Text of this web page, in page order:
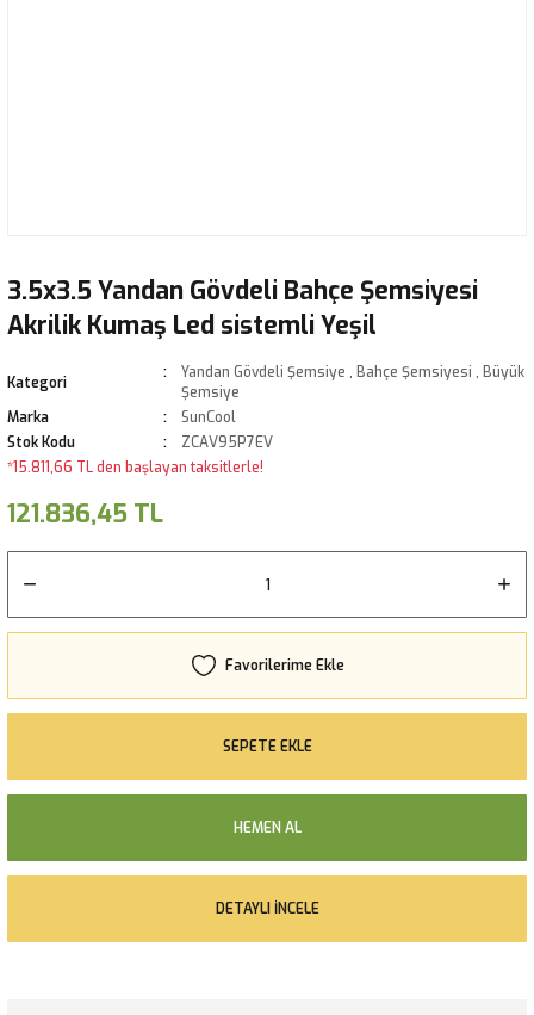
3.5x3.5 Yandan Gövdeli Bahçe Şemsiyesi
Akrilik Kumaş Led sistemli Yeşil
Kategori
Yandan Gövdeli Şemsiye , Bahçe Şemsiyesi , Büyük
Şemsiye
Marka
SunCool
Stok Kodu
ZCAV95P7EV
*15.811,66 TL den başlayan taksitlerle!
121.836,45 TL
SEPETE EKLE
HEMEN AL
DETAYLI İNCELE